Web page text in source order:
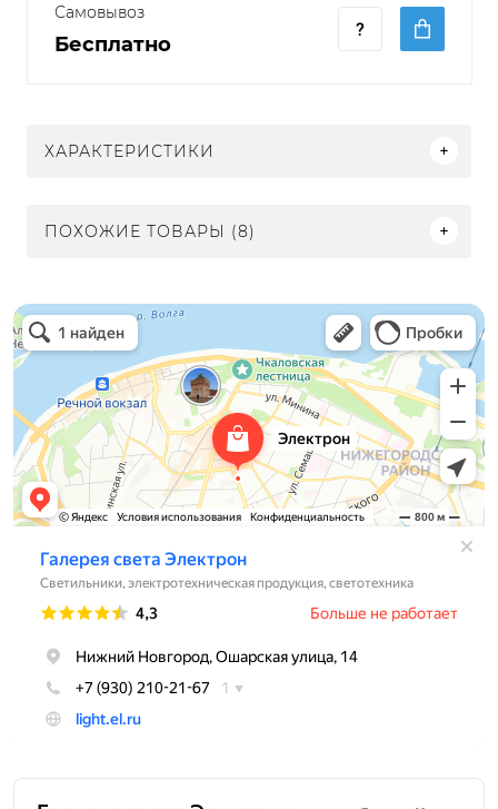
Самовывоз
Бесплатно
ХАРАКТЕРИСТИКИ
ПОХОЖИЕ ТОВАРЫ (8)
Электрон
Светильники в Нижнем Новгороде
Электротехническая продукция в Нижнем Новгороде